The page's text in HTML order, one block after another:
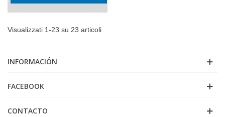
Visualizzati 1-23 su 23 articoli
INFORMACIÓN
FACEBOOK
CONTACTO